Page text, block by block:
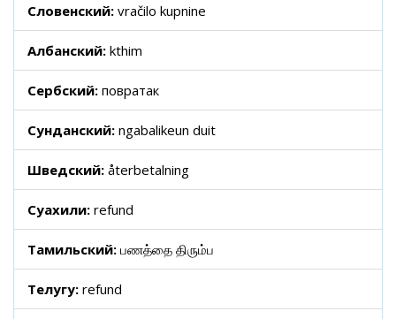
Словенский: vračilo kupnine
Албанский: kthim
Сербский: повратак
Сунданский: ngabalikeun duit
Шведский: återbetalning
Суахили: refund
Тамильский: பணத்தை திரும்ப
Телугу: refund